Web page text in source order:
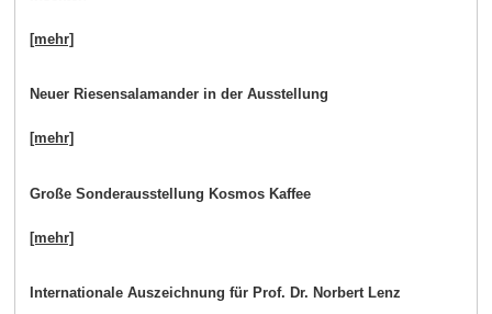
[mehr]
Neuer Riesensalamander in der Ausstellung
[mehr]
Große Sonderausstellung Kosmos Kaffee
[mehr]
Internationale Auszeichnung für Prof. Dr. Norbert Lenz